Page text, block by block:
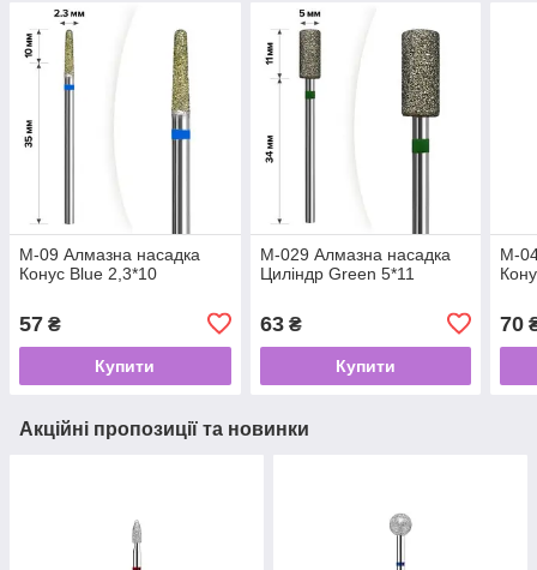
М-09 Алмазна насадка
Конус Blue 2,3*10
57 ₴
Купити
М-029 Алмазна насадка
Циліндр Green 5*11
63₴
Купити
М-
70
Акційні пропозиції та новинки